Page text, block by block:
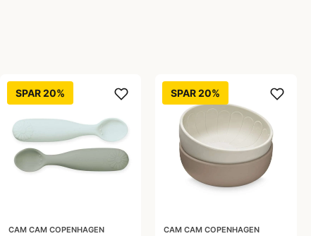
SPAR 20%
CAM CAM COPENHAGEN
SPAR 20%
CAM CAM COPENHAGEN